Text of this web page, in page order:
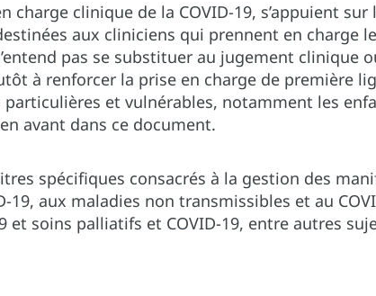
charge clinique de la COVID-19, s’appuient
aux cliniciens qui prennent en charge
pas se substituer au jugement clinique
à renforcer la prise en charge de première
et vulnérables, notamment les
avant dans ce document.
spécifiques consacrés à la gestion des
19, aux maladies non transmissibles et au
et soins palliatifs et COVID-19, entre autres